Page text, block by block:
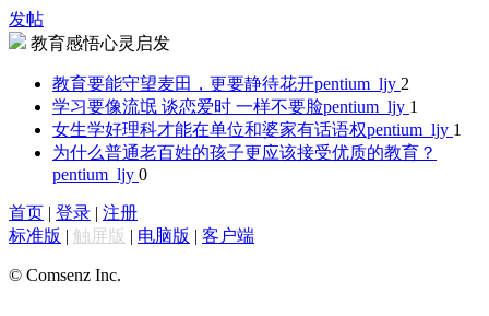
发帖
教育感悟心灵启发
教育要能守望麦田，更要静待花开pentium_ljy 2
学习要像流氓 谈恋爱时 一样不要脸pentium_ljy 1
女生学好理科才能在单位和婆家有话语权pentium_ljy 1
为什么普通老百姓的孩子更应该接受优质的教育？
pentium_ljy 0
首页 | 登录 | 注册
标准版 | 触屏版 | 电脑版 | 客户端
© Comsenz Inc.